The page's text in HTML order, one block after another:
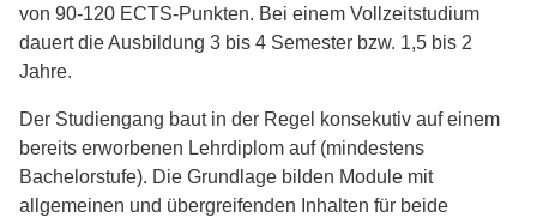
von 90-120 ECTS-Punkten. Bei einem Vollzeitstudium
dauert die Ausbildung 3 bis 4 Semester bzw. 1,5 bis 2
Jahre.
Der Studiengang baut in der Regel konsekutiv auf einem
bereits erworbenen Lehrdiplom auf (mindestens
Bachelorstufe). Die Grundlage bilden Module mit
allgemeinen und übergreifenden Inhalten für beide